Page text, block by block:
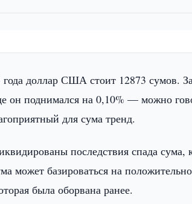
года доллар США стоит 12873 сумов.
он поднимался на 0,10% — можно
для сума тренд.
последствия спада сума,
может базироваться на
была оборвана ранее.